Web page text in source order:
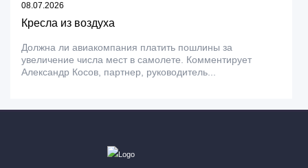
08.07.2026
Кресла из воздуха
Должна ли авиакомпания платить пошлины за
увеличение числа мест в самолете. Комментирует
Александр Косов, партнер, руководитель...